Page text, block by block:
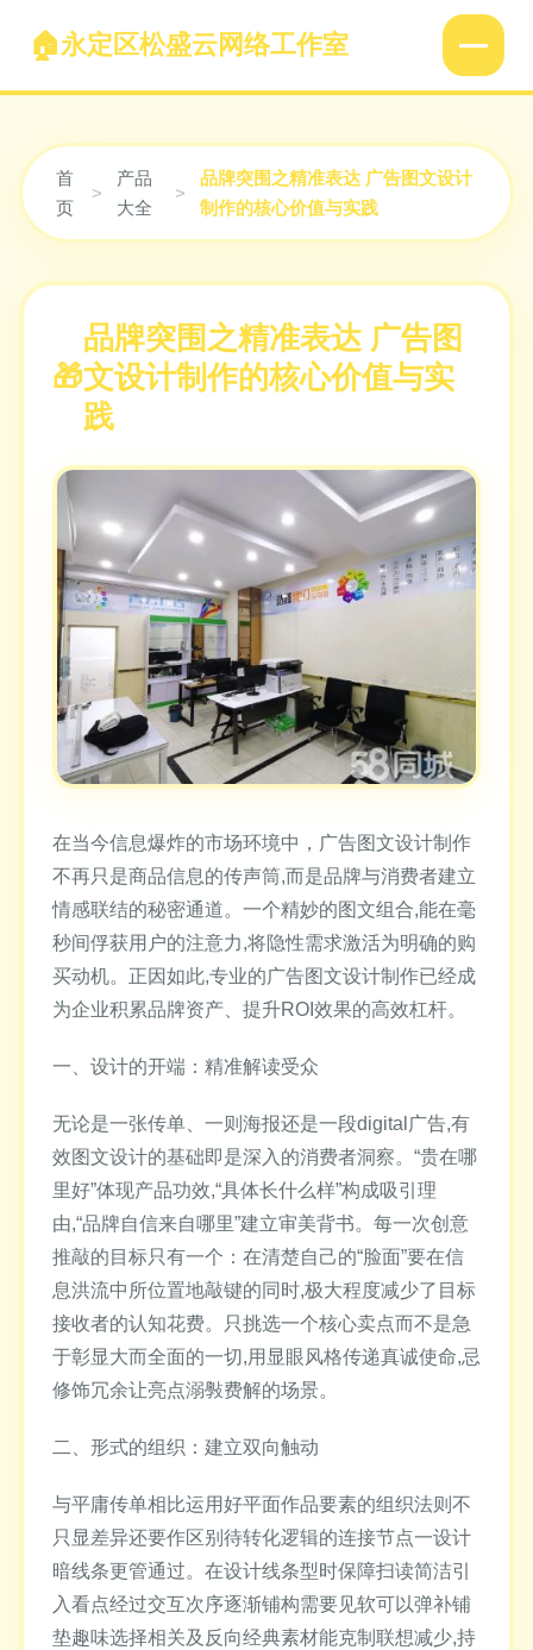
永定区松盛云网络工作室
首
页
>
产品
大全
>
品牌突围之精准表达 广告图文设计
制作的核心价值与实践
品牌突围之精准表达 广告图
文设计制作的核心价值与实
践
在当今信息爆炸的市场环境中，广告图文设计制作
不再只是商品信息的传声筒,而是品牌与消费者建立
情感联结的秘密通道。一个精妙的图文组合,能在毫
秒间俘获用户的注意力,将隐性需求激活为明确的购
买动机。正因如此,专业的广告图文设计制作已经成
为企业积累品牌资产、提升ROI效果的高效杠杆。
一、设计的开端：精准解读受众
无论是一张传单、一则海报还是一段digital广告,有
效图文设计的基础即是深入的消费者洞察。“贵在哪
里好”体现产品功效,“具体长什么样”构成吸引理
由,“品牌自信来自哪里”建立审美背书。每一次创意
推敲的目标只有一个：在清楚自己的“脸面”要在信
息洪流中所位置地敲键的同时,极大程度减少了目标
接收者的认知花费。只挑选一个核心卖点而不是急
于彰显大而全面的一切,用显眼风格传递真诚使命,忌
修饰冗余让亮点溺斅费解的场景。
二、形式的组织：建立双向触动
与平庸传单相比运用好平面作品要素的组织法则不
只显差异还要作区别待转化逻辑的连接节点一设计
暗线条更管通过。在设计线条型时保障扫读简洁引
入看点经过交互次序逐渐铺构需要见软可以弹补铺
垫趣味选择相关及反向经典素材能克制联想减少,持